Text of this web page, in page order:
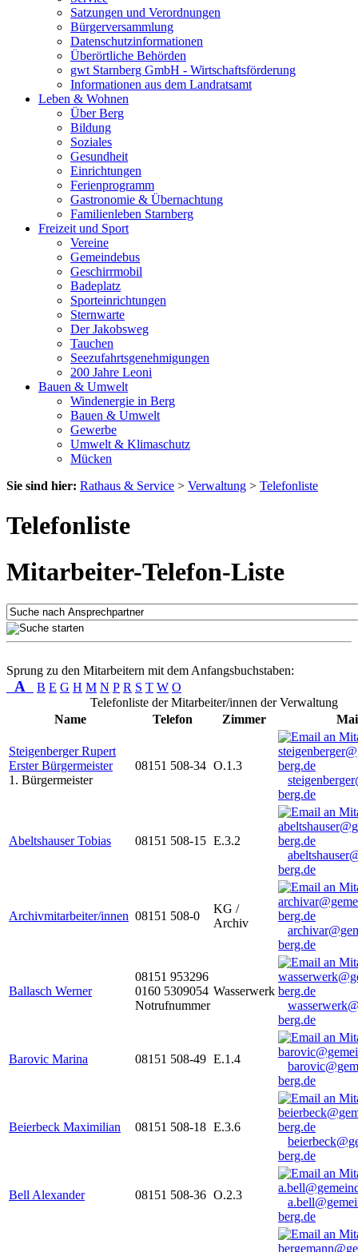
Satzungen und Verordnungen
Bürgerversammlung
Datenschutzinformationen
Überörtliche Behörden
gwt Starnberg GmbH - Wirtschaftsförderung
Informationen aus dem Landratsamt
Leben & Wohnen
Über Berg
Bildung
Soziales
Gesundheit
Einrichtungen
Ferienprogramm
Gastronomie & Übernachtung
Familienleben Starnberg
Freizeit und Sport
Vereine
Gemeindebus
Geschirrmobil
Badeplatz
Sporteinrichtungen
Sternwarte
Der Jakobsweg
Tauchen
Seezufahrtsgenehmigungen
200 Jahre Leoni
Bauen & Umwelt
Windenergie in Berg
Bauen & Umwelt
Gewerbe
Umwelt & Klimaschutz
Mücken
Sie sind hier: Rathaus & Service > Verwaltung > Telefonliste
Telefonliste
Mitarbeiter-Telefon-Liste
Sprung zu den Mitarbeitern mit dem Anfangsbuchstaben:
A B E G H M N P R S T W O
Telefonliste der Mitarbeiter/innen der Verwaltung
Name
Telefon Zimmer
Steigenberger Rupert
Erster Bürgermeister
1. Bürgermeister
08151 508-34 O.1.3
berg.de
Abeltshauser Tobias 08151 508-15 E.3.2
berg.de
Archivmitarbeiter/innen 08151 508-0
KG /
Archiv
berg.de
Ballasch Werner
08151 953296
0160 5309054
Notrufnummer
Wasserwerk
berg.de
Barovic Marina 08151 508-49 E.1.4
berg.de
Beierbeck Maximilian 08151 508-18 E.3.6
berg.de
Bell Alexander 08151 508-36 O.2.3
berg.de